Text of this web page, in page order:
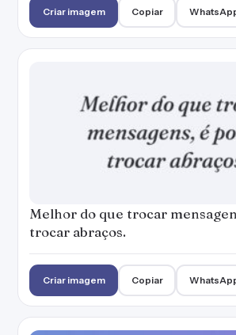
Criar imagem Copiar
Melhor do que trocar
trocar abraços.
Criar imagem Copiar